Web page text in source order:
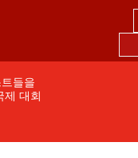
들을
제 대회